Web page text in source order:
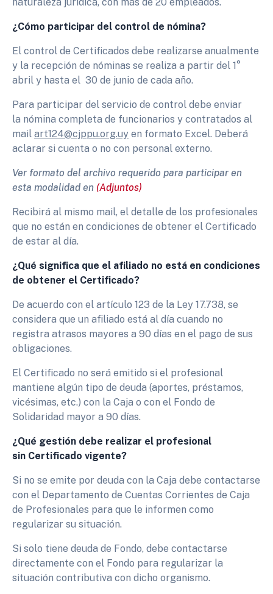
¿Cómo participar del control de nómina?
El control de Certificados debe realizarse anualmente
y la recepción de nóminas se realiza a partir del 1°
abril y hasta el 30 de junio de cada año.
Para participar del servicio de control debe enviar
la nómina completa de funcionarios y contratados al
mail art124@cjppu.org.uy en formato Excel. Deberá
aclarar si cuenta o no con personal externo.
Ver formato del archivo requerido para participar en
esta modalidad en (Adjuntos)
Recibirá al mismo mail, el detalle de los profesionales
que no están en condiciones de obtener el Certificado
de estar al día.
¿Qué significa que el afiliado no está en condiciones
de obtener el Certificado?
De acuerdo con el artículo 123 de la Ley 17.738, se
considera que un afiliado está al día cuando no
registra atrasos mayores a 90 días en el pago de sus
obligaciones.
El Certificado no será emitido si el profesional
mantiene algún tipo de deuda (aportes, préstamos,
vicésimas, etc.) con la Caja o con el Fondo de
Solidaridad mayor a 90 días.
¿Qué gestión debe realizar el profesional
sin Certificado vigente?
Si no se emite por deuda con la Caja debe contactarse
con el Departamento de Cuentas Corrientes de Caja
de Profesionales para que le informen como
regularizar su situación.
Si solo tiene deuda de Fondo, debe contactarse
directamente con el Fondo para regularizar la
situación contributiva con dicho organismo.